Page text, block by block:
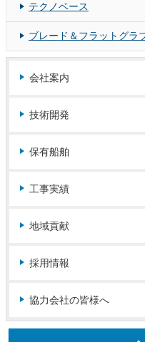
テクノベース
ブレード＆フラットグラ
会社案内
技術開発
保有船舶
工事実績
地域貢献
採用情報
協力会社の皆様へ